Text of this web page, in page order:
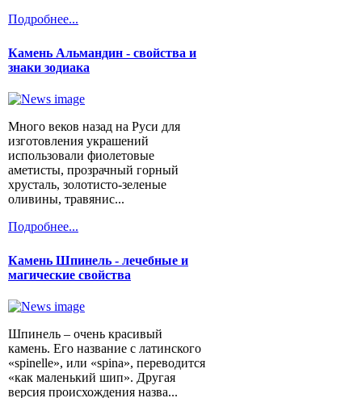
Подробнее...
Камень Альмандин - свойства и
знаки зодиака
Много веков назад на Руси для
изготовления украшений
использовали фиолетовые
аметисты, прозрачный горный
хрусталь, золотисто-зеленые
оливины, травянис...
Подробнее...
Камень Шпинель - лечебные и
магические свойства
Шпинель – очень красивый
камень. Его название с латинского
«spinelle», или «spina», переводится
«как маленький шип». Другая
версия происхождения назва...